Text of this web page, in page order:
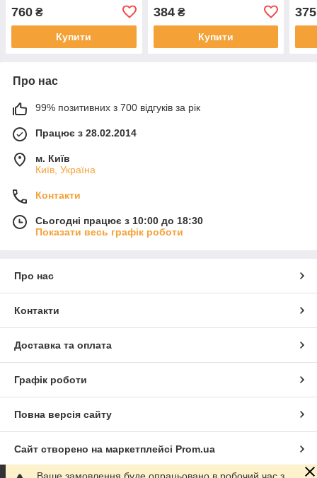
760 ₴
Купити
384₴
Купити
375
Про нас
99% позитивних з 700 відгуків за рік
Працює з 28.02.2014
м. Київ
Київ, Україна
Контакти
Сьогодні працює з 10:00 до 18:30
Показати весь графік роботи
Про нас
Контакти
Доставка та оплата
Графік роботи
Повна версія сайту
Сайт створено на маркетплейсі Prom.ua